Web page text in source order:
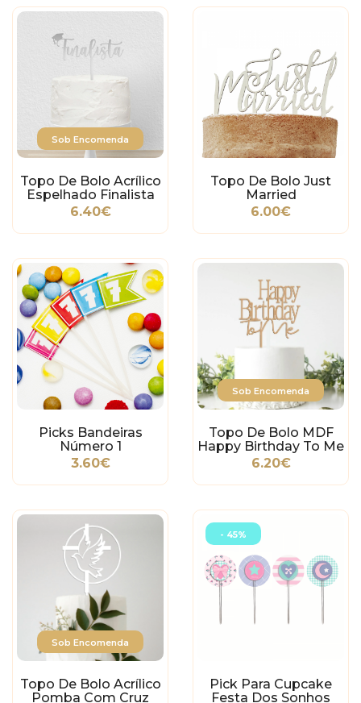
Sob Encomenda
Topo De Bolo Acrílico
Espelhado Finalista
6.40€
Topo De Bolo Just
Married
6.00€
Picks Bandeiras
Número 1
3.60€
Sob Encomenda
Topo De Bolo MDF
Happy Birthday To Me
6.20€
Sob Encomenda
Topo De Bolo Acrílico
Pomba Com Cruz
- 45%
Pick Para Cupcake
Festa Dos Sonhos